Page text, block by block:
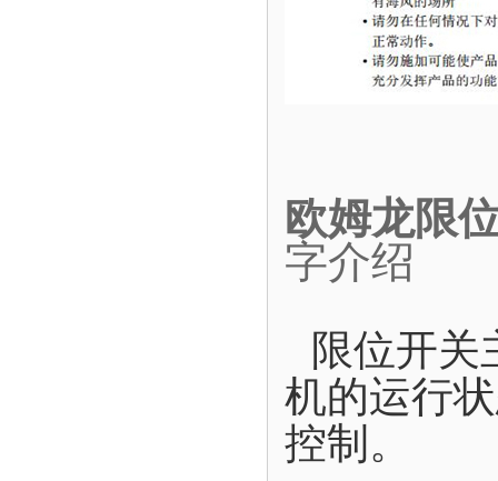
欧姆龙限
字介绍
限位开关
机的运行
控制。